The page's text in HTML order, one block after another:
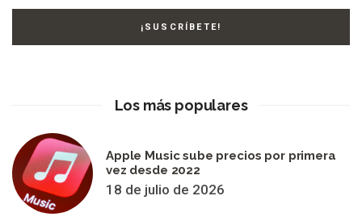
Los más populares
Apple Music sube precios por primera
vez desde 2022
18 de julio de 2026